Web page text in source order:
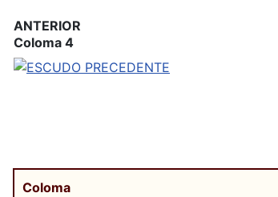
ANTERIOR
Coloma 4
Coloma